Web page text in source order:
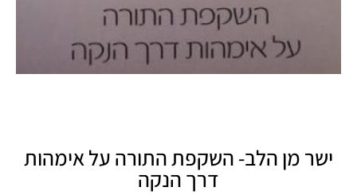
ישר מן הלב- השקפת התורה על אימהות
דרך הנקה